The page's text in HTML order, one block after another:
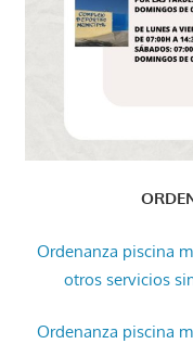
Ordenanza piscina
otros servicios
Ordenanza piscina